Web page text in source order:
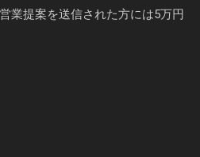
業提案を送信された方には5万円